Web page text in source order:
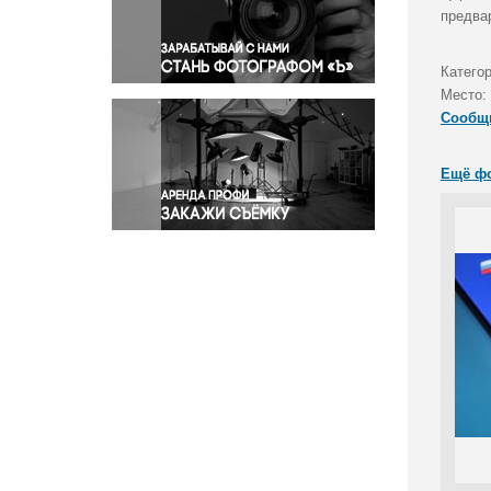
Правосудие
Происшествия и конфликты
Религия
Светская жизнь
Спорт
Экология
Экономика и бизнес
Место:
Ещё